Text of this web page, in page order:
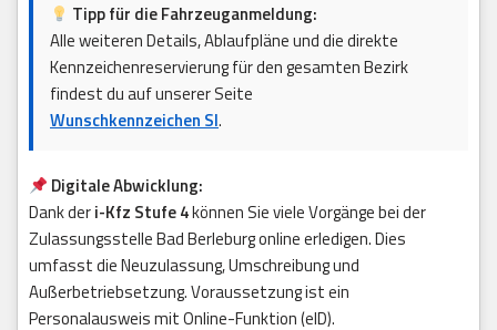
Tipp für die Fahrzeuganmeldung:
Alle weiteren Details, Ablaufpläne und die direkte
Kennzeichenreservierung für den gesamten Bezirk
findest du auf unserer Seite
Wunschkennzeichen SI.
Digitale Abwicklung:
Dank deri-Kfz Stufe 4können Sie viele Vorgänge bei der
Zulassungsstelle Bad Berleburg online erledigen. Dies
umfasst die Neuzulassung, Umschreibung und
Außerbetriebsetzung. Voraussetzung ist ein
Personalausweis mit Online-Funktion (eID).